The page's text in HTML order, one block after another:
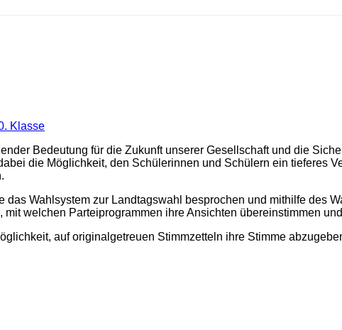
Klasse
Bedeutung für die Zukunft unserer Gesellschaft und die
die Möglichkeit, den Schülerinnen und Schülern ein tieferes
das Wahlsystem zur Landtagswahl besprochen und mithilfe des
welchen Parteiprogrammen ihre Ansichten übereinstimmen
auf originalgetreuen Stimmzetteln ihre Stimme